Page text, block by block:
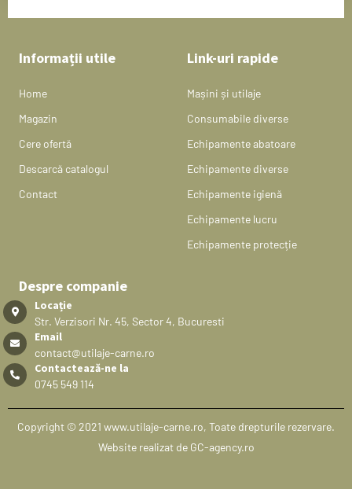
Informații utile
Home
Magazin
Cere ofertă
Descarcă catalogul
Contact
Link-uri rapide
Mașini și utilaje
Consumabile diverse
Echipamente abatoare
Echipamente diverse
Echipamente igienă
Echipamente lucru
Echipamente protecție
Despre companie
Locație
Str. Verzisori Nr. 45, Sector 4, Bucuresti
Email
contact@utilaje-carne.ro
Contactează-ne la
0745 549 114
Copyright © 2021 www.utilaje-carne.ro, Toate drepturile rezervare.
Website realizat de GC-agency.ro